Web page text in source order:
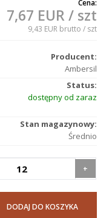
Cena:
7,67 EUR / szt
9,43 EUR brutto / szt
Producent:
Ambersil
Status:
dostępny od zaraz
Stan magazynowy:
Średnio
+
DODAJ DO KOSZYKA